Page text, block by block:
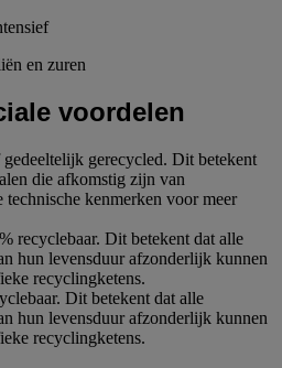
en zuren
voordelen
gerecycled. Dit betekent
die afkomstig zijn van
technische kenmerken voor meer
recyclebaar. Dit betekent dat alle
hun levensduur afzonderlijk kunnen
recyclingketens.
Dit betekent dat alle
hun levensduur afzonderlijk kunnen
recyclingketens.